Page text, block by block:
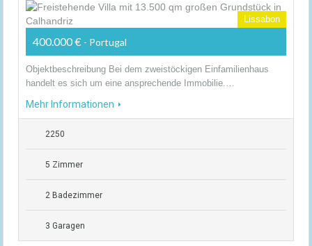
Lissabon
400.000 € - Portugal
Objektbeschreibung Bei dem zweistöckigen Einfamilienhaus
handelt es sich um eine ansprechende Immobilie.…
Mehr Informationen
2250
5 Zimmer
2 Badezimmer
3 Garagen